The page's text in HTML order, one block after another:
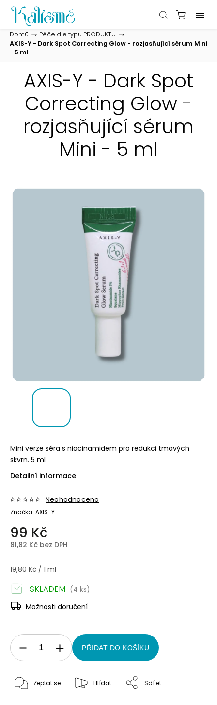
Domů / Péče dle typu PRODUKTU /
AXIS-Y - Dark Spot Correcting Glow - rozjasňující sérum Mini
- 5 ml
AXIS-Y - Dark Spot
Correcting Glow -
rozjasňující sérum
Mini - 5 ml
Mini verze séra s niacinamidem pro redukci tmavých
skvrn. 5 ml.
Detailní informace
Značka: AXIS-Y
Neohodnoceno
99 Kč
81,82 Kč bez DPH
19,80 Kč / 1 ml
SKLADEM (4 ks)
Možnosti doručení
PŘIDAT DO KOŠÍKU
Zeptat se Hlídat Sdílet